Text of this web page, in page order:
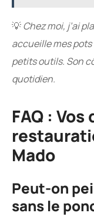
💡Chez moi, j’ai
accueille mes
petits outils. Son
quotidien.
FAQ :
Mado
Peut-on
sans le